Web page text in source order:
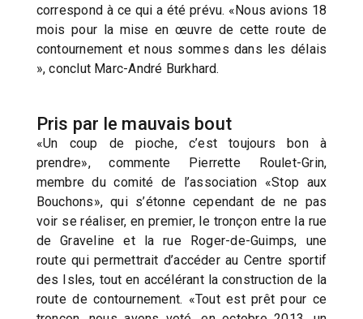
correspond à ce qui a été prévu. «Nous avions 18
mois pour la mise en œuvre de cette route de
contournement et nous sommes dans les délais
», conclut Marc-André Burkhard.
Pris par le mauvais bout
«Un coup de pioche, c’est toujours bon à
prendre», commente Pierrette Roulet-Grin,
membre du comité de l’association «Stop aux
Bouchons», qui s’étonne cependant de ne pas
voir se réaliser, en premier, le tronçon entre la rue
de Graveline et la rue Roger-de-Guimps, une
route qui permettrait d’accéder au Centre sportif
des Isles, tout en accélérant la construction de la
route de contournement. «Tout est prêt pour ce